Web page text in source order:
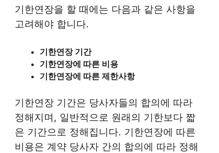
기한연장을 할 때에는 다음과 같은 사항을
고려해야 합니다.
기한연장 기간
기한연장에 따른 비용
기한연장에 따른 제한사항
기한연장 기간은 당사자들의 합의에 따라
정해지며, 일반적으로 원래의 기한보다 짧
은 기간으로 정해집니다. 기한연장에 따른
비용은 계약 당사자 간의 합의에 따라 정해